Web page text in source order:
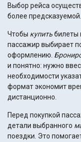
Выбор рейса
более предсказуемой.
Чтобы купитьбилеты
пассажир выбирает
оформлению.
и понятно: нужно
необходимости
формат экономит
дистанционно.
Перед покупкой
детали выбранного
поездки. Это